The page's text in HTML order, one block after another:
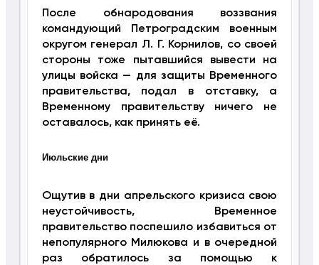
После обнародования воззвания
командующий Петроградским военным
округом генерал Л. Г. Корнилов, со своей
стороны тоже пытавшийся вывести на
улицы войска — для защиты Временного
правительства, подал в отставку, а
Временному правительству ничего не
оставалось, как принять её.
Июльские дни
Ощутив в дни апрельского кризиса свою
неустойчивость, Временное
правительство поспешило избавиться от
непопулярного Милюкова и в очередной
раз обратилось за помощью к